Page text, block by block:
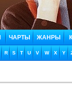
ЧАРТЫ ЖАНРЫ
R S T U V W X Y